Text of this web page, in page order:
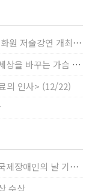
중앙도서관, 제4회 저자에게 듣는다 「출판문화원 저술강연 개최」(12/17)
글로벌사회공헌단, 2020 사회공헌아카데미: 세상을 바꾸는 가슴 따뜻한 나눔(12/23~24)
의 인사> (12/22)
지구환경과학부 이상묵 교수, 런던 왕립학회 국제장애인의 날 기념 “전 세계 장애가 있는 과학자”에 소개
수상